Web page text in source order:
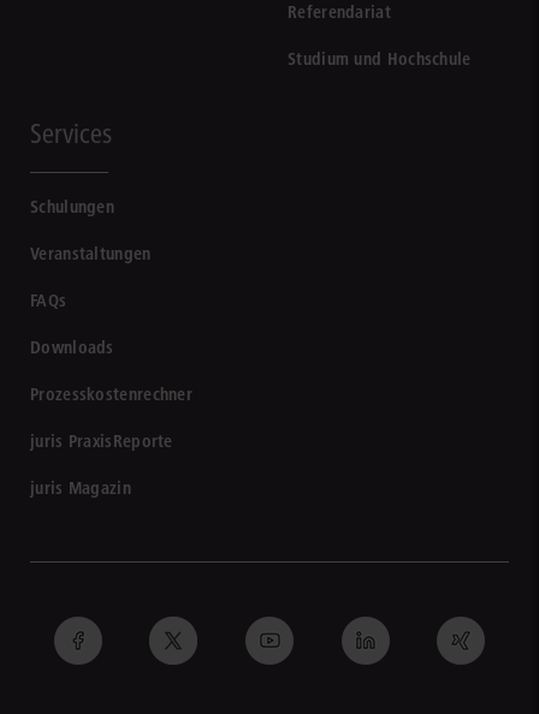
Referendariat
Studium und Hochschule
Services
Schulungen
Veranstaltungen
FAQs
Downloads
Prozesskostenrechner
juris PraxisReporte
juris Magazin